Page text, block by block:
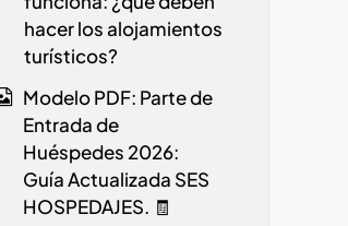
hacer los alojamientos
turísticos?
Modelo PDF: Parte de
Entrada de
Huéspedes 2026:
Guía Actualizada SES
HOSPEDAJES. 🧾